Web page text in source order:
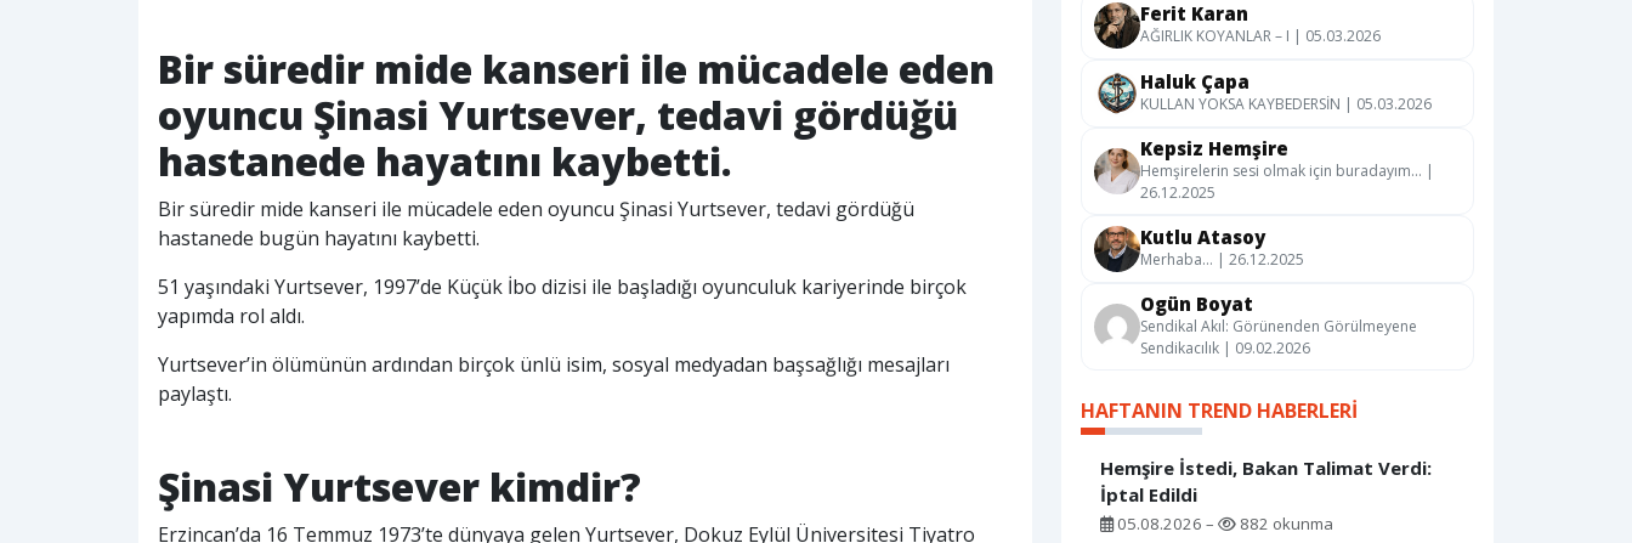
Bir süredir mide kanseri ile mücadele eden
oyuncu Şinasi Yurtsever, tedavi gördüğü
hastanede hayatını kaybetti.
Bir süredir mide kanseri ile mücadele eden oyuncu Şinasi Yurtsever, tedavi gördüğü
hastanede bugün hayatını kaybetti.
51 yaşındaki Yurtsever, 1997’de Küçük İbo dizisi ile başladığı oyunculuk kariyerinde birçok
yapımda rol aldı.
Yurtsever’in ölümünün ardından birçok ünlü isim, sosyal medyadan başsağlığı mesajları
paylaştı.
Şinasi Yurtsever kimdir?
Erzincan’da 16 Temmuz 1973’te dünyaya gelen Yurtsever, Dokuz Eylül Üniversitesi Tiyatro
Ferit Karan
AĞIRLIK KOYANLAR – I | 05.03.2026
Haluk Çapa
KULLAN YOKSA KAYBEDERSİN | 05.03.2026
Kepsiz Hemşire
Hemşirelerin sesi olmak için buradayım… |
26.12.2025
Kutlu Atasoy
Merhaba… | 26.12.2025
Ogün Boyat
Sendikal Akıl: Görünenden Görülmeyene
Sendikacılık | 09.02.2026
HAFTANIN TREND HABERLERI
Hemşire İstedi, Bakan Talimat Verdi:
İptal Edildi
05.08.2026 – 882 okunma